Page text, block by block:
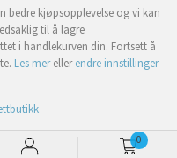
0
bedre kjøpsopplevelse og vi kan
til å lagre
i handlekurven din. Fortsett å
Les merellerendre innstillinger